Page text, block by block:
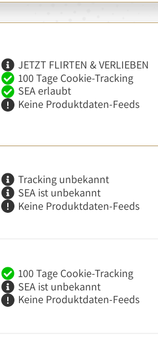
JETZT FLIRTEN & VERLIEBEN
100 Tage Cookie-Tracking
SEA erlaubt
Keine Produktdaten-Feeds
Tracking unbekannt
SEA ist unbekannt
Keine Produktdaten-Feeds
100 Tage Cookie-Tracking
SEA ist unbekannt
Keine Produktdaten-Feeds